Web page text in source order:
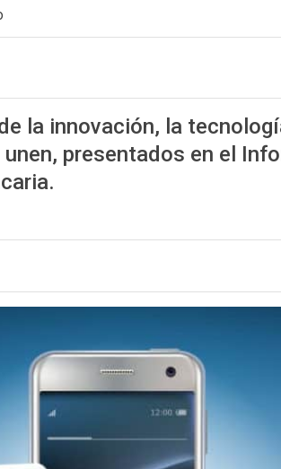
la innovación, la
presentados en el